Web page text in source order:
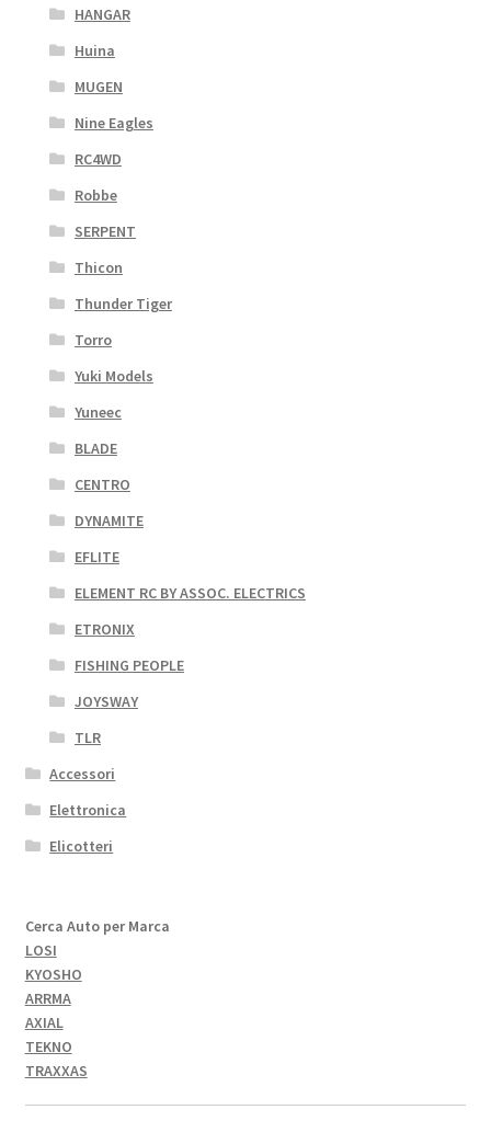
HANGAR
Huina
MUGEN
Nine Eagles
RC4WD
Robbe
SERPENT
Thicon
Thunder Tiger
Torro
Yuki Models
Yuneec
BLADE
CENTRO
DYNAMITE
EFLITE
ELEMENT RC BY ASSOC. ELECTRICS
ETRONIX
FISHING PEOPLE
JOYSWAY
TLR
Accessori
Elettronica
Elicotteri
Cerca Auto per Marca
LOSI
KYOSHO
ARRMA
AXIAL
TEKNO
TRAXXAS